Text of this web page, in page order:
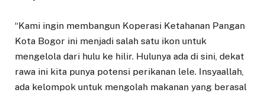
“Kami ingin membangun Koperasi Ketahanan Pangan
Kota Bogor ini menjadi salah satu ikon untuk
mengelola dari hulu ke hilir. Hulunya ada di sini, dekat
rawa ini kita punya potensi perikanan lele. Insyaallah,
ada kelompok untuk mengolah makanan yang berasal